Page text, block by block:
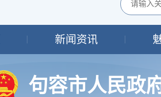
新闻资讯
句容市人民政